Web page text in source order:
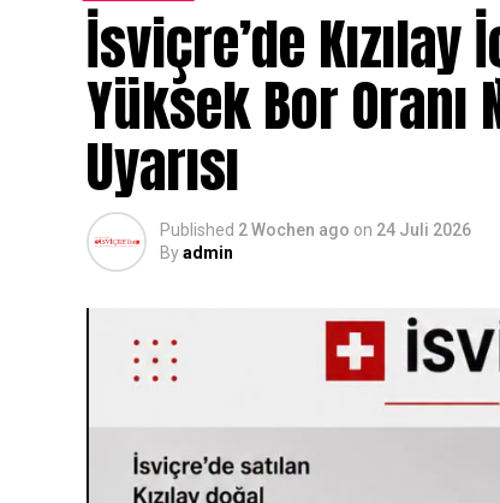
İsviçre’de Kızılay
Yüksek Bor
Uyarısı
Published 2 Wochen ago on 24 Juli 2026
Byadmin